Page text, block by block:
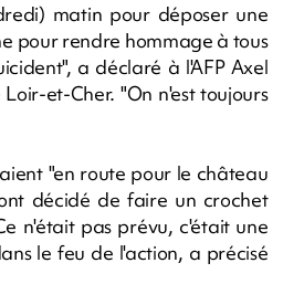
matin pour déposer une
pour rendre hommage à tous
a déclaré à l'AFP Axel
et-Cher. "On n'est toujours
"en route pour le château
décidé de faire un crochet
n'était pas prévu, c'était une
le feu de l'action, a précisé